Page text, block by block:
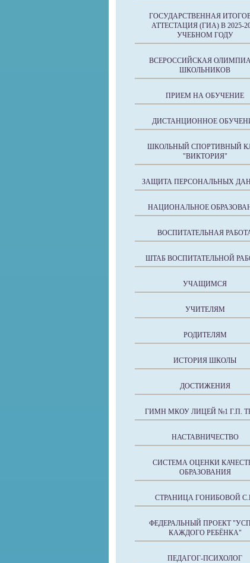
ГОСУДАРСТВЕННАЯ
АТТЕСТАЦИЯ (ГИА) В 2025-
УЧЕБНОМ ГОДУ
ВСЕРОССИЙСКАЯ
ШКОЛЬНИКОВ
ПРИЕМ НА ОБУЧЕНИЕ
ДИСТАНЦИОННОЕ
ШКОЛЬНЫЙ СПОРТИВНЫЙ
"ВИКТОРИЯ"
ЗАЩИТА ПЕРСОНАЛЬНЫХ
НАЦИОНАЛЬНОЕ
ВОСПИТАТЕЛЬНАЯ
ШТАБ ВОСПИТАТЕЛЬНОЙ
УЧАЩИМСЯ
УЧИТЕЛЯМ
РОДИТЕЛЯМ
ИСТОРИЯ ШКОЛЫ
ДОСТИЖЕНИЯ
ГИМН МКОУ ЛИЦЕЙ №1 Г.П.
НАСТАВНИЧЕСТВО
СИСТЕМА ОЦЕНКИ
ОБРАЗОВАНИЯ
СТРАНИЦА ГОНИБОВОЙ
ФЕДЕРАЛЬНЫЙ ПРОЕКТ
КАЖДОГО РЕБЁНКА"
ПЕДАГОГ-ПСИХОЛОГ